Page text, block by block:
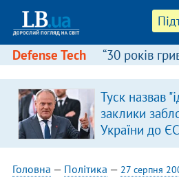
Defense Tech “30 років
Туск назвав
заклики
України до
припинити
риторику
Головна — Політика — 27 серпня